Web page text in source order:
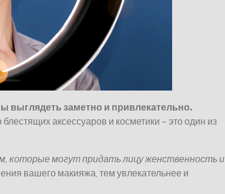
выглядеть заметно и привлекательно.
аксессуаров и косметики – это один из
которые могут придать лицу женственность и
вашего макияжа, тем увлекательнее и